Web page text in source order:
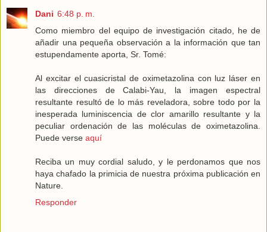
Dani 6:48 p. m.
Como miembro del equipo de investigación citado, he de
añadir una pequeña observación a la información que tan
estupendamente aporta, Sr. Tomé:
Al excitar el cuasicristal de oximetazolina con luz láser en
las direcciones de Calabi-Yau, la imagen espectral
resultante resultó de lo más reveladora, sobre todo por la
inesperada luminiscencia de clor amarillo resultante y la
peculiar ordenación de las moléculas de oximetazolina.
Puede verse aquí
Reciba un muy cordial saludo, y le perdonamos que nos
haya chafado la primicia de nuestra próxima publicación en
Nature.
Responder